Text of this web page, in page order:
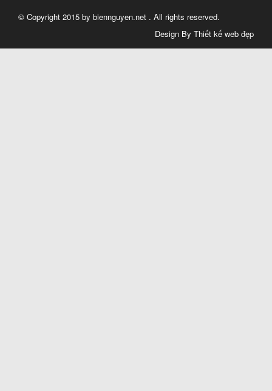
© Copyright 2015 by biennguyen.net . All rights reserved.
Design By Thiết kế web đẹp